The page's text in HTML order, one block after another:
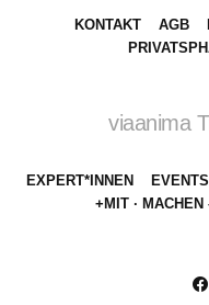
KONTAKT AGB
viaanima
EXPERT*INNEN
+MIT ·